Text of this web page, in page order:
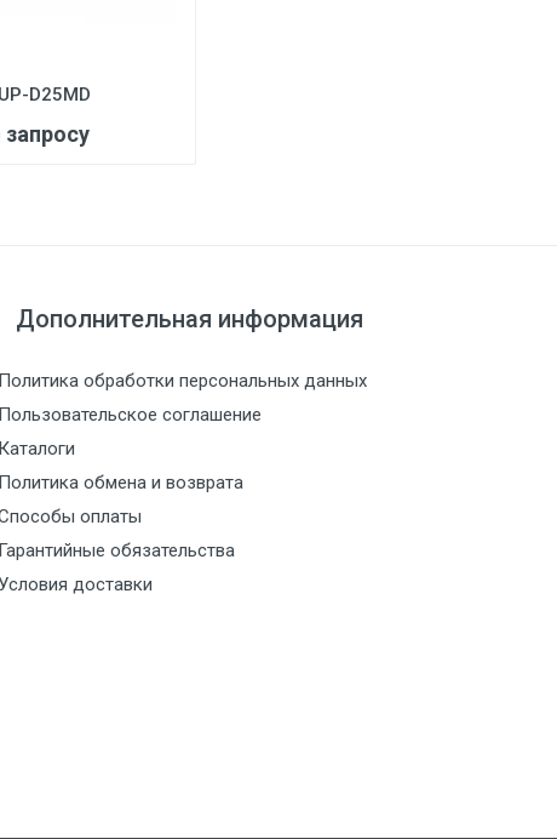
D25MD
Дополнительная информация
Политика обработки персональных данных
Пользовательское соглашение
Каталоги
Политика обмена и возврата
оплаты
Гарантийные обязательства
доставки